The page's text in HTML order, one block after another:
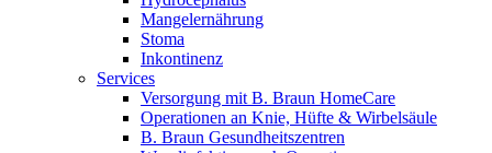
Mangelernährung
Stoma
Inkontinenz
Services
Versorgung mit B. Braun HomeCare
Operationen an Knie, Hüfte & Wirbelsäule
B. Braun Gesundheitszentren